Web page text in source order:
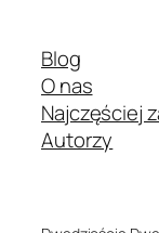
Blog
O nas
Najczęściej
Autorzy